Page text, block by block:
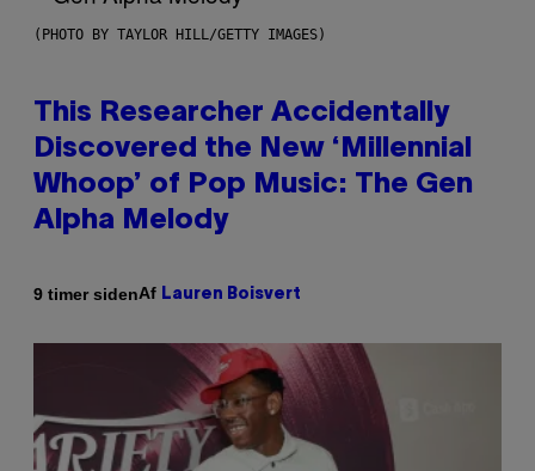
(PHOTO BY TAYLOR HILL/GETTY IMAGES)
This Researcher Accidentally
Discovered the New ‘Millennial
Whoop’ of Pop Music: The Gen
Alpha Melody
9 timer sidenAf Lauren Boisvert